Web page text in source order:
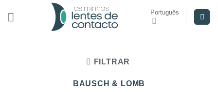
Português
FILTRAR
BAUSCH & LOMB